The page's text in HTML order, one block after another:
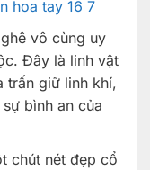
vô cùng uy
Đây là linh vật
trấn giữ linh khí,
bình an của
chút nét đẹp cổ